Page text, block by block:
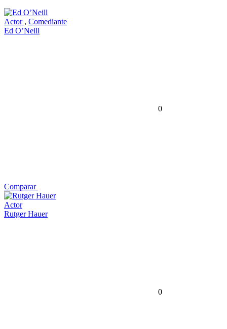
Actor , Comediante
Ed O’Neill
0
Comparar
Actor
Rutger Hauer
0